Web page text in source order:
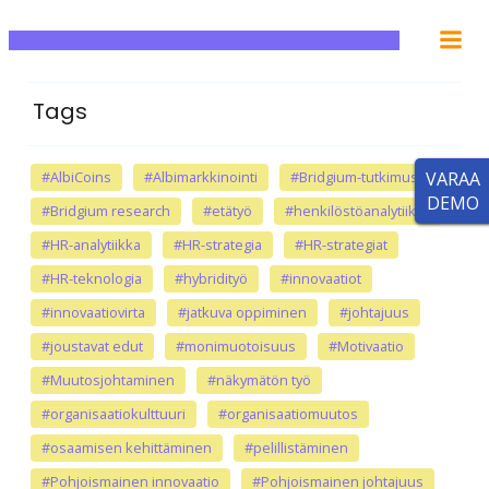
Tags
#AlbiCoins #Albimarkkinointi
#Bridgium-tutkimus
#Bridgium research
#etätyö
#henkilöstöanalytiikka
#HR-analytiikka
#HR-strategia
#HR-strategiat
#HR-teknologia
#hybridityö
#innovaatiot
#innovaatiovirta
#jatkuva oppiminen
#johtajuus
#joustavat edut
#monimuotoisuus
#Motivaatio
#Muutosjohtaminen
#näkymätön työ
#organisaatiokulttuuri
#organisaatiomuutos
#osaamisen kehittäminen
#pelillistäminen
#Pohjoismainen innovaatio
#Pohjoismainen johtajuus
VARAA
DEMO